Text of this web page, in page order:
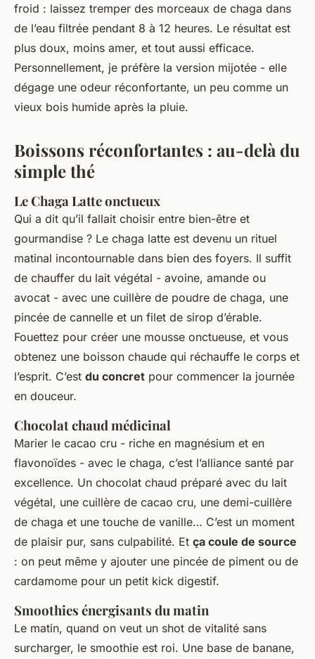
froid : laissez tremper des morceaux de chaga dans
de l’eau filtrée pendant 8 à 12 heures. Le résultat est
plus doux, moins amer, et tout aussi efficace.
Personnellement, je préfère la version mijotée - elle
dégage une odeur réconfortante, un peu comme un
vieux bois humide après la pluie.
Boissons réconfortantes : au-delà du
simple thé
Le Chaga Latte onctueux
Qui a dit qu’il fallait choisir entre bien-être et
gourmandise ? Le chaga latte est devenu un rituel
matinal incontournable dans bien des foyers. Il suffit
de chauffer du lait végétal - avoine, amande ou
avocat - avec une cuillère de poudre de chaga, une
pincée de cannelle et un filet de sirop d’érable.
Fouettez pour créer une mousse onctueuse, et vous
obtenez une boisson chaude qui réchauffe le corps et
l’esprit. C’est du concret pour commencer la journée
en douceur.
Chocolat chaud médicinal
Marier le cacao cru - riche en magnésium et en
flavonoïdes - avec le chaga, c’est l’alliance santé par
excellence. Un chocolat chaud préparé avec du lait
végétal, une cuillère de cacao cru, une demi-cuillère
de chaga et une touche de vanille… C’est un moment
de plaisir pur, sans culpabilité. Et ça coule de source
: on peut même y ajouter une pincée de piment ou de
cardamome pour un petit kick digestif.
Smoothies énergisants du matin
Le matin, quand on veut un shot de vitalité sans
surcharger, le smoothie est roi. Une base de banane,